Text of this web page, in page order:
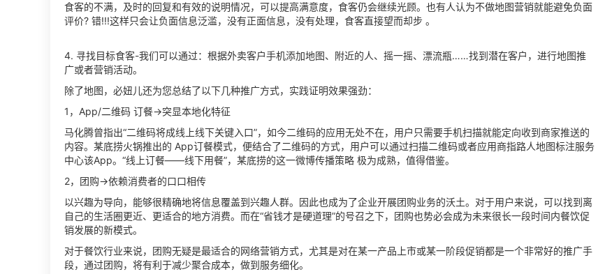
食客的不满，及时的回复和有效的说明情况，可以提高满意度，食客仍会继续光顾。也有人认为不做地图营销就能避免负面
评价? 错!!!这样只会让负面信息泛滥，没有正面信息，没有处理，食客直接望而却步 。
4. 寻找目标食客-我们可以通过：根据外卖客户手机添加地图、附近的人、摇一摇、漂流瓶……找到潜在客户，进行地图推
广或者营销活动。
除了地图，必妞儿还为您总结了以下几种推广方式，实践证明效果强劲：
1，App/二维码 订餐→突显本地化特征
马化腾曾指出“二维码将成线上线下关键入口”，如今二维码的应用无处不在，用户只需要手机扫描就能定向收到商家推送的
内容。某底捞火锅推出的 App订餐模式，便结合了二维码的方式，用户可以通过扫描二维码或者应用商指路人地图标注服务
中心该App。“线上订餐——线下用餐”，某底捞的这一微博传播策略 极为成熟，值得借鉴。
2，团购→依赖消费者的口口相传
以兴趣为导向，能够很精确地将信息覆盖到兴趣人群。因此也成为了企业开展团购业务的沃土。对于用户来说，可以找到离
自己的生活圈更近、更适合的地方消费。而在“省钱才是硬道理”的号召之下，团购也势必会成为未来很长一段时间内餐饮促
销发展的新模式。
对于餐饮行业来说，团购无疑是最适合的网络营销方式，尤其是对在某一产品上市或某一阶段促销都是一个非常好的推广手
段，通过团购，将有利于减少聚合成本，做到服务细化。